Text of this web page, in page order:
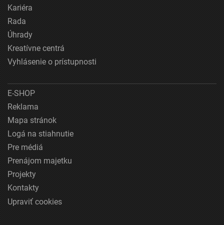
Kariéra
Rada
Úhrady
Kreatívne centrá
Vyhlásenie o prístupnosti
E-SHOP
Reklama
Mapa stránok
Logá na stiahnutie
Pre médiá
Prenájom majetku
Projekty
Kontakty
Upraviť cookies